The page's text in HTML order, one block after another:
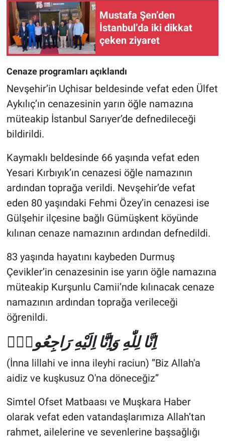
Mustafa Şen’den
İstanbul’da iki dikkat
çeken ziyaret
Cenaze programları açıklandı
Nevşehir’in Uçhisar beldesinde vefat eden Ülfet
Aykılıç’ın cenazesinin yarın öğle namazına
müteakip İstanbul Sarıyer’de defnedileceği
bildirildi.
Kaymaklı beldesinde 66 yaşında vefat eden
Yesari Kırbıyık’ın cenazesi öğle namazının
ardından toprağa verildi. Nevşehir’de vefat
eden 80 yaşındaki Fehmi Özey’in cenazesi ise
Gülşehir ilçesine bağlı Gümüşkent köyünde
kılınan cenaze namazının ardından defnedildi.
83 yaşında hayatını kaybeden Durmuş
Çevikler’in cenazesinin ise yarın öğle namazına
müteakip Kurşunlu Camii’nde kılınacak cenaze
namazının ardından toprağa verileceği
öğrenildi.
اِنَّا لِلّٰهِ وَاِنَّٓا اِلَيْهِ رَاجِعُونَۜ
(İnna lillahi ve inna ileyhi raciun) ‎”Biz Allah'a
aidiz ve kuşkusuz O'na döneceğiz”
Simtel Ofset Matbaası ve Muşkara Haber
olarak vefat eden vatandaşlarımıza Allah’tan
rahmet, ailelerine ve sevenlerine başsağlığı